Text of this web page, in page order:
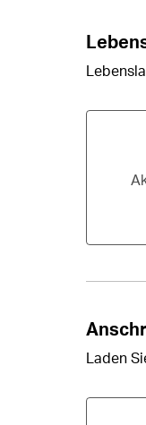
Laden